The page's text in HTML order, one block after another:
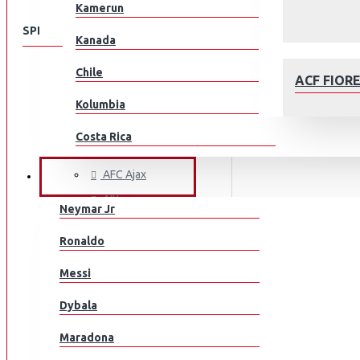
ACF
Kamerun
Kanada
Chile
Kolumbia
Costa Rica
Kroatia
Tšekki
Tanska
Egypti
EL Salvador
JALKAPALLOILIJAT
Neymar Jr
Ronaldo
Messi
Dybala
Maradona
SPEISEKARTE
KLUBEILLE
Aberdeen
ACF Fiorentina
AFC Ajax
AIK
AS Monaco
Athletic Bilbao